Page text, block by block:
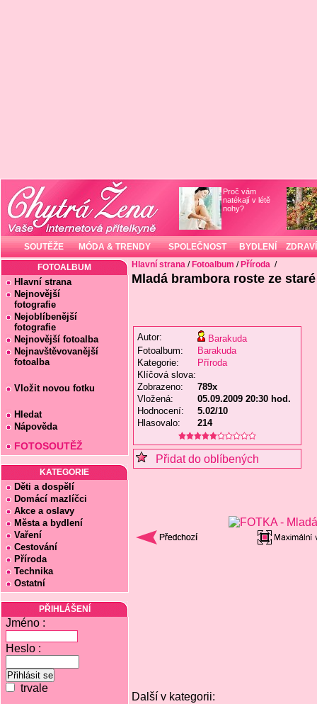
Proč vám
natékají v létě
nohy?
SOUTĚŽE MÓDA & TRENDY SPOLEČNOST BYDLENÍ ZDRAVÍ
FOTOALBUM
Hlavní strana
Nejnovější
fotografie
Nejoblíbenější
fotografie
Nejnovější fotoalba
Nejnavštěvovanější
fotoalba
Vložit novou fotku
Hledat
Nápověda
FOTOSOUTĚŽ
KATEGORIE
Děti a dospělí
Domácí mazlíčci
Akce a oslavy
Města a bydlení
Vaření
Cestování
Příroda
Technika
Ostatní
PŘIHLÁŠENÍ
Jméno :
Heslo :
trvale
Hlavní strana / Fotoalbum / Příroda /
Mladá brambora roste ze staré
Autor:
Barakuda
Fotoalbum:
Barakuda
Kategorie:
Příroda
Klíčová slova:
Zobrazeno:
789x
Vložená:
05.09.2009 20:30 hod.
Hodnocení:
5.02/10
Hlasovalo:
214
Přidat do oblíbených
Další v kategorii: